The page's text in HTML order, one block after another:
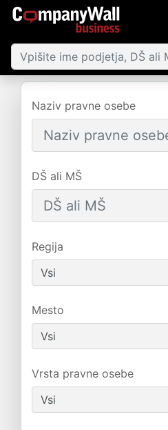
Naziv pravne osebe
DŠ ali MŠ
Regija
Mesto
Vrsta pravne osebe